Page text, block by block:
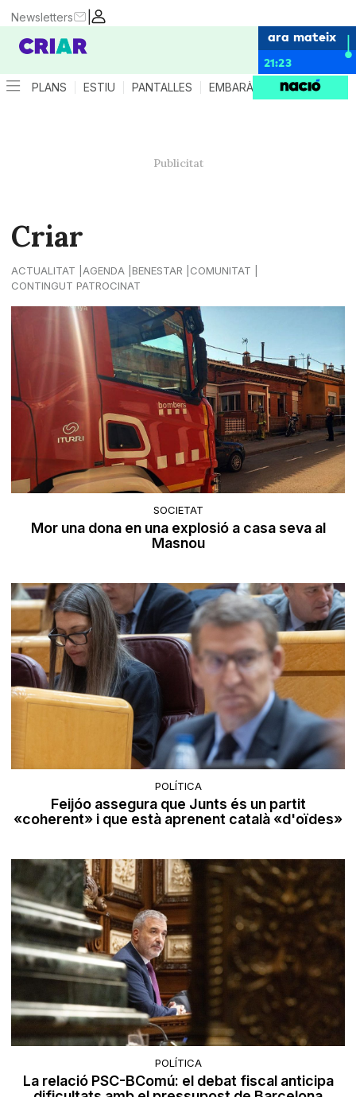
|
Newsletters
ara mateix
21:23
PLANS ESTIU PANTALLES EMBARÀS CRIANÇA
Criar
ACTUALITAT AGENDA BENESTAR
COMUNITAT
CONTINGUT PATROCINAT
SOCIETAT
Mor una dona en una explosió a casa seva al
Masnou
POLÍTICA
Feijóo assegura que Junts és un partit
«coherent» i que està aprenent català «d'oïdes»
POLÍTICA
La relació PSC-BComú: el debat fiscal anticipa